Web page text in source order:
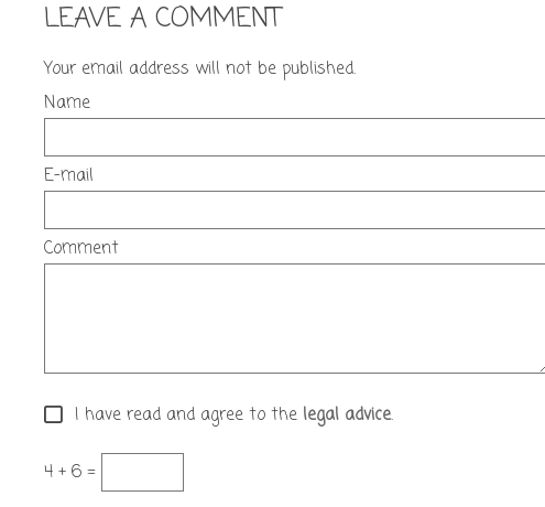
LEAVE A COMMENT
Your email address will not be published.
Name
E-mail
Comment
I have read and agree to the legal advice.
4 + 6 =